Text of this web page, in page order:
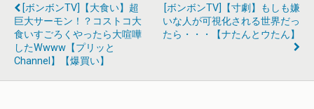
[ボンボンTV]【大食い】超
巨大サーモン！？コストコ大
食いすごろくやったら大喧嘩
したwwww【プリッと
Channel】【爆買い】
[ボンボンTV]【寸劇】もしも嫌
いな人が可視化される世界だっ
たら・・・【ナたんとウたん】